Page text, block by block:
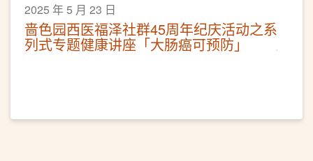
2025 年 5 月 23 日
啬色园西医福泽社群45周年纪庆活动之系
列式专题健康讲座「大肠癌可预防」